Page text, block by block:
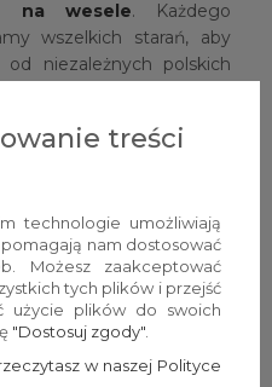
na wesele. Każdego
wszelkich starań, aby
niezależnych polskich
siostrą, mamą,
i olśniewała w
i pięknych sukienek
komunię, czy też
świętowanie
zaślubin i zamarzyłaś o
które będą Ci
treści
technologie umożliwiają
nam dostosować
Możesz zaakceptować
tych plików i przejść
użycie plików do swoich
"Dostosuj zgody"
w naszej Polityce